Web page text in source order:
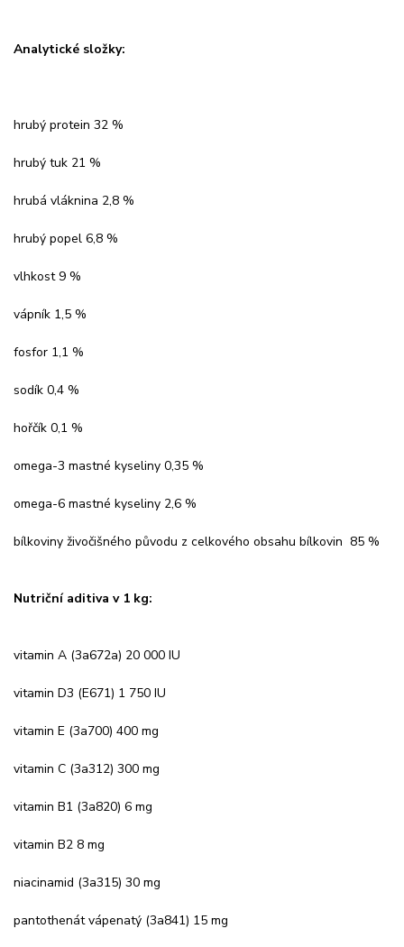
Analytické složky:
hrubý protein 32 %
hrubý tuk 21 %
hrubá vláknina 2,8 %
hrubý popel 6,8 %
vlhkost 9 %
vápník 1,5 %
fosfor 1,1 %
sodík 0,4 %
hořčík 0,1 %
omega-3 mastné kyseliny 0,35 %
omega-6 mastné kyseliny 2,6 %
bílkoviny živočišného původu z celkového obsahu bílkovin 85 %
Nutriční aditiva v 1 kg:
vitamin A (3a672a) 20 000 IU
vitamin D3 (E671) 1 750 IU
vitamin E (3a700) 400 mg
vitamin C (3a312) 300 mg
vitamin B1 (3a820) 6 mg
vitamin B2 8 mg
niacinamid (3a315) 30 mg
pantothenát vápenatý (3a841) 15 mg